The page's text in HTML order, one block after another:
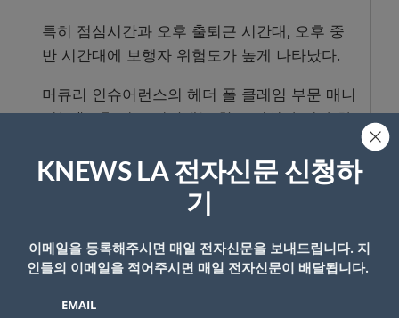
특히 점심시간과 오후 출퇴근 시간대, 오후 중
반 시간대에 보행자 위험도가 높게 나타났다.
머큐리 인슈어런스의 헤더 폴 클레임 부문 매니
저는 “오후 이른 시간에는 학교 픽업과 귀가 차
설명했다.
이어 “시간이 지나면서 교통 흐름이 빨라지고
각해지는 경향이 있다”고 말했다.
KNEWS LA 전자신문 신청하
기
이메일을 등록해주시면 매일 전자신문을 보내드립니다. 지
인들의 이메일을 적어주시면 매일 전자신문이 배달됩니다.
EMAIL